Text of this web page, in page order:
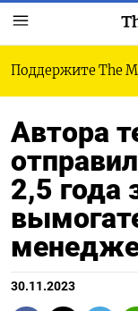
Поддержите The
Автора
2,5 года
30.11.2023